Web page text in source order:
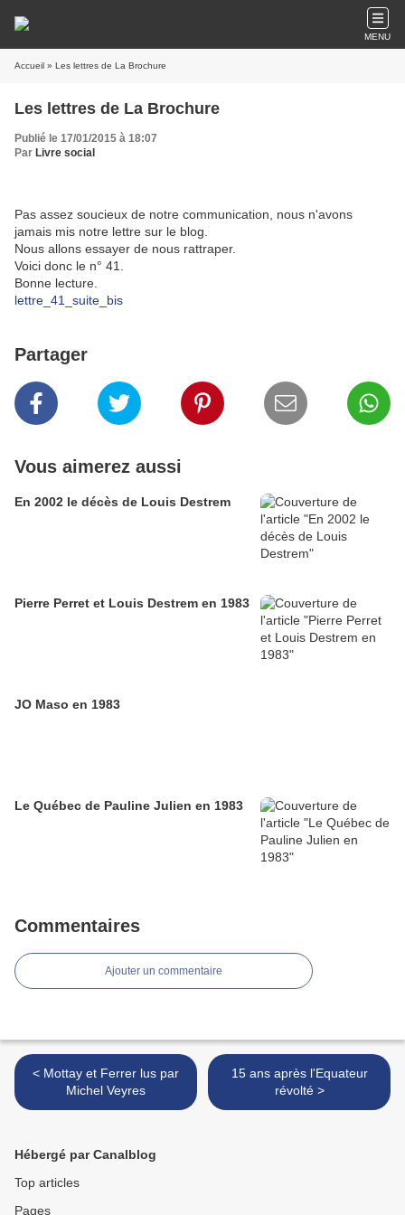
MENU
Accueil » Les lettres de La Brochure
Les lettres de La Brochure
Publié le 17/01/2015 à 18:07
Par Livre social
Pas assez soucieux de notre communication, nous n'avons
jamais mis notre lettre sur le blog.
Nous allons essayer de nous rattraper.
Voici donc le n° 41.
Bonne lecture.
lettre_41_suite_bis
Partager
Vous aimerez aussi
En 2002 le décès de Louis Destrem
Pierre Perret et Louis Destrem en 1983
JO Maso en 1983
Le Québec de Pauline Julien en 1983
Commentaires
Ajouter un commentaire
< Mottay et Ferrer lus par
Michel Veyres
15 ans après l'Equateur
révolté >
Hébergé par Canalblog
Top articles
Pages